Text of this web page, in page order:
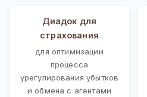
Диадок для
страхования
для оптимизации
процесса
урегулирования убытков
и обмена с агентами